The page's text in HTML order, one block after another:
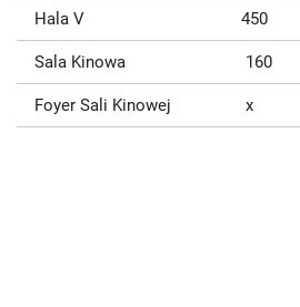
Hala V 450
Sala Kinowa 160
Foyer Sali Kinowej x